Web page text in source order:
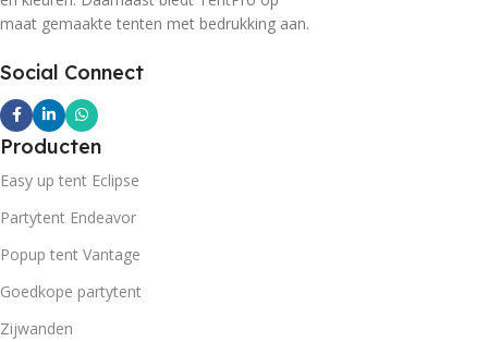
maat gemaakte tenten met bedrukking aan.
Social Connect
Producten
Easy up tent Eclipse
Partytent Endeavor
Popup tent Vantage
Goedkope partytent
Zijwanden